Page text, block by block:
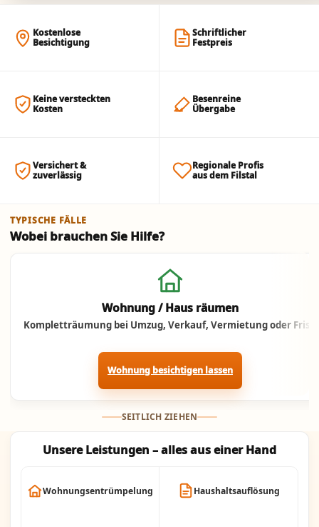
Jetzt anrufen
Kostenlose
Besichtigung
Schriftlicher
Festpreis
Keine versteckten
Kosten
Besenreine
Übergabe
Versichert &
zuverlässig
Regionale Profis
aus dem Filstal
TYPISCHE FÄLLE
Wobei brauchen Sie Hilfe?
Wohnung / Haus räumen
Kompletträumung bei Umzug, Verkauf, Vermietung oder Frist.
Wohnung besichtigen lassen
SEITLICH ZIEHEN
Unsere Leistungen – alles aus einer Hand
Wohnungsentrümpelung Haushaltsauflösung